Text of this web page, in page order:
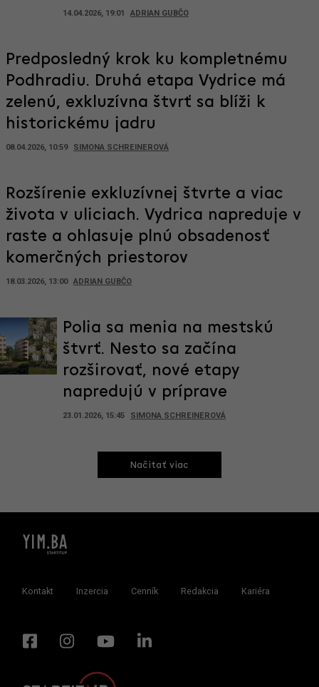
14.04.2026, 19:01 ADRIAN GUBČO
Predposledný krok ku kompletnému
Podhradiu. Druhá etapa Vydrice má
zelenú, exkluzívna štvrť sa blíži k
historickému jadru
08.04.2026, 10:59 SIMONA SCHREINEROVÁ
Rozšírenie exkluzívnej štvrte a viac
života v uliciach. Vydrica napreduje v
raste a ohlasuje plnú obsadenosť
komerčných priestorov
18.03.2026, 13:00 ADRIAN GUBČO
Polia sa menia na mestskú
štvrť. Nesto sa začína
rozširovať, nové etapy
napredujú v príprave
23.01.2026, 15:45 SIMONA SCHREINEROVÁ
Načitať viac
Kontakt Inzercia Cenník Redakcia Kariéra